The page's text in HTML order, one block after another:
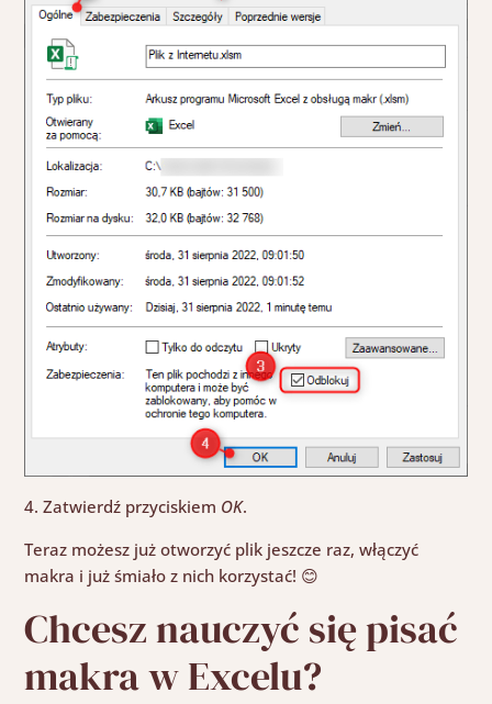
4. Zatwierdź przyciskiem OK.
Teraz możesz już otworzyć plik jeszcze raz, włączyć
makra i już śmiało z nich korzystać! 😊
Chcesz nauczyć się pisać
makra w Excelu?